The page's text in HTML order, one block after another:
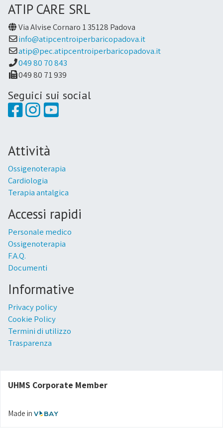
ATIP CARE SRL
Via Alvise Cornaro 1 35128 Padova
info@atipcentroiperbaricopadova.it
atip@pec.atipcentroiperbaricopadova.it
049 80 70 843
049 80 71 939
Seguici sui social
Attività
Ossigenoterapia
Cardiologia
Terapia antalgica
Accessi rapidi
Personale medico
Ossigenoterapia
F.A.Q.
Documenti
Informative
Privacy policy
Cookie Policy
Termini di utilizzo
Trasparenza
UHMS Corporate Member
Made in